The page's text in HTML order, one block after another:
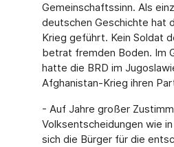
Gemeinschaftssinn. Als
deutschen Geschichte hat
Krieg geführt. Kein Soldat
betrat fremden Boden. Im
hatte die BRD im
Afghanistan-Krieg ihren
- Auf Jahre großer
Volksentscheidungen wie
sich die Bürger für die